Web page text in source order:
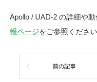
Apollo / UAD-2 の詳細や
報ページをご参照ください
前の記事